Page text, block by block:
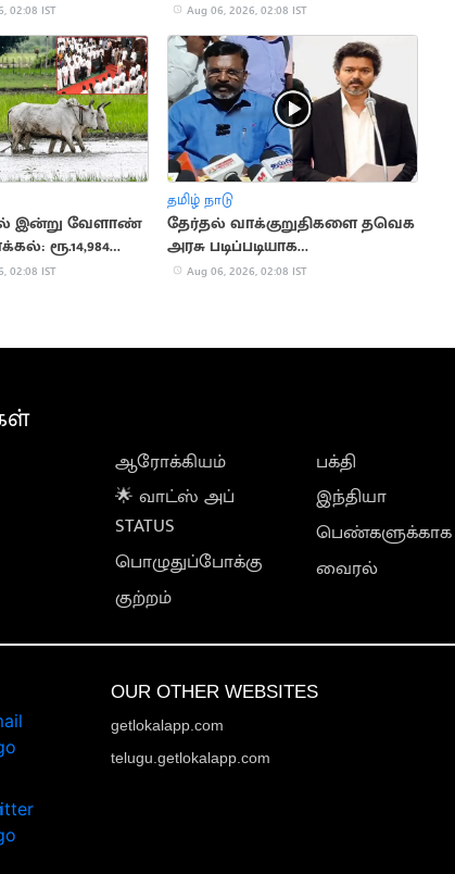
02:08 IST Aug 06, 2026, 02:08 IST
இன்று வேளாண்
ரூ.14,984
02:08 IST
தமிழ் நாடு
தேர்தல் வாக்குறுதிகளை தவெக
அரசு படிப்படியாக
நிறைவேற்றும்.. திருமாவளவன்
Aug 06, 2026, 02:08 IST
ஆரோக்கியம்
🌟 வாட்ஸ் அப்
STATUS
பொழுதுப்போக்கு
குற்றம்
பக்தி
இந்தியா
பெண்களுக்காக
வைரல்
OUR OTHER WEBSITES
getlokalapp.com
telugu.getlokalapp.com